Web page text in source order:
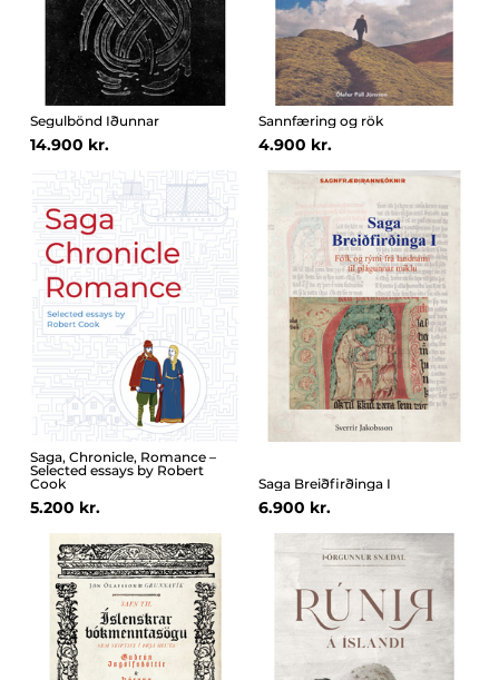
Segulbönd Iðunnar
14.900 kr.
Sannfæring og rök
4.900 kr.
Saga, Chronicle, Romance –
Selected essays by Robert
Cook
5.200 kr.
Saga Breiðfirðinga I
6.900 kr.